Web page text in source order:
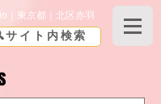
｜東京都｜北区赤羽
サイト内検索